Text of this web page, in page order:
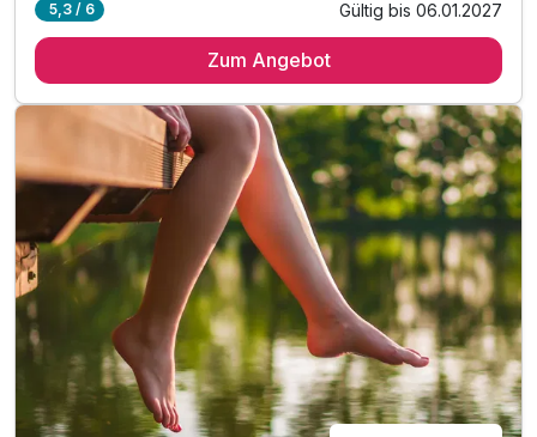
2 x reichhaltiges regionales Frühstück vom Buffet
inkl. GenussCard - der Mehrwert für Ihren Urlaub!*
inkl. Nutzung des Wellnessbereichs
inkl. Parkplatz & W-LAN Nutzung
5,3 / 6 Gültig bis 06.01.2027
Zum Angebot